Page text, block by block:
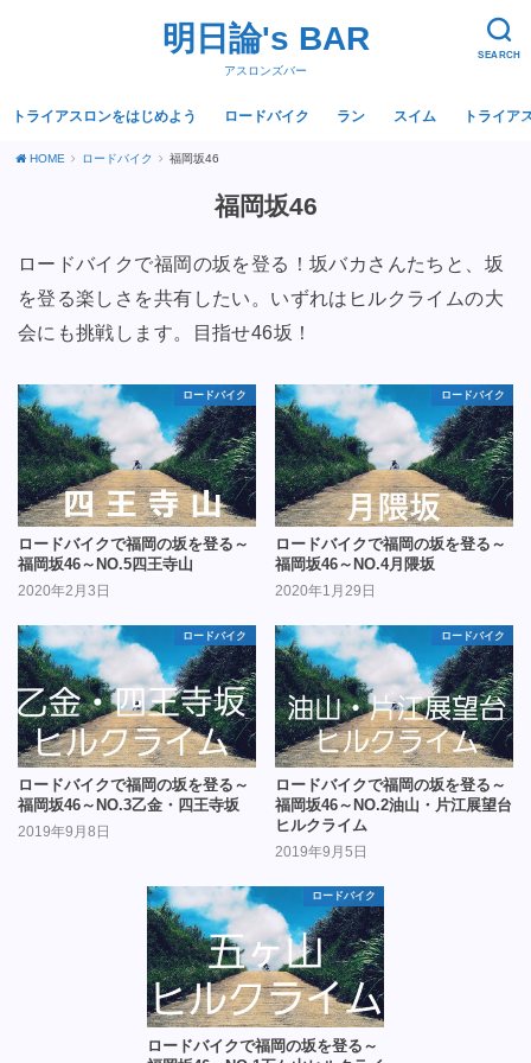
SEARCH
明日論's BAR
アスロンズバー
トライアスロンをはじめよう ロードバイク ラン スイム トライア
HOME ロードバイク 福岡坂46
福岡坂46
ロードバイクで福岡の坂を登る！坂バカさんたちと、坂
を登る楽しさを共有したい。いずれはヒルクライムの大
会にも挑戦します。目指せ46坂！
ロードバイク
ロードバイクで福岡の坂を登る～
福岡坂46～NO.5四王寺山
2020年2月3日
ロードバイク
ロードバイクで福岡の坂を登る～
福岡坂46～NO.4月隈坂
2020年1月29日
ロードバイク
ロードバイクで福岡の坂を登る～
福岡坂46～NO.3乙金・四王寺坂
2019年9月8日
ロードバイク
ロードバイクで福岡の坂を登る～
福岡坂46～NO.2油山・片江展望台
ヒルクライム
2019年9月5日
ロードバイク
ロードバイクで福岡の坂を登る～